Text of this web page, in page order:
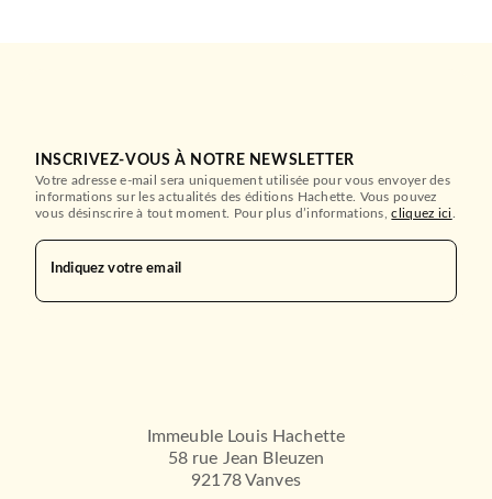
INSCRIVEZ-VOUS À NOTRE NEWSLETTER
Votre adresse e-mail sera uniquement utilisée pour vous envoyer des
informations sur les actualités des éditions Hachette. Vous pouvez
vous désinscrire à tout moment. Pour plus d’informations,cliquez ici
Indiquez votre email
Immeuble Louis Hachette
58 rue Jean Bleuzen
92178 Vanves